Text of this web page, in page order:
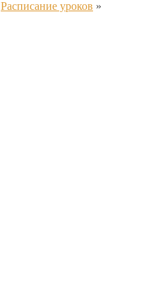
Расписание уроков »